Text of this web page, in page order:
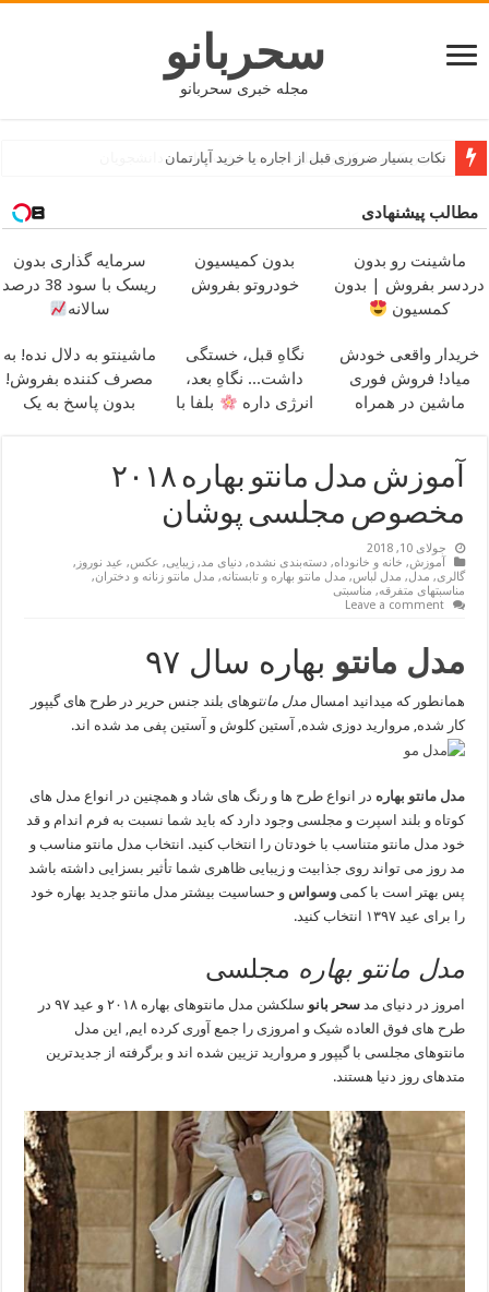
سحربانو
مجله خبری سحربانو
نکات بسیار ضروری قبل از اجاره یا خرید آپارتمان
مطالب پیشنهادی
ماشینت رو بدون
دردسر بفروش | بدون
کمسیون
بدون کمیسیون
خودروتو بفروش
سرمایه گذاری بدون
ریسک با سود 38 درصد
سالانه
خریدار واقعی خودش
میاد! فروش فوری
ماشین در همراه
نگاهِ قبل، خستگی
داشت... نگاهِ بعد،
انرژی داره
بلفا با
ماشینتو به دلال نده! به
مصرف کننده بفروش!
بدون پاسخ به یک
آموزش مدل مانتو بهاره ۲۰۱۸
مخصوص مجلسی پوشان
جولای 10, 2018
آموزش, خانه و خانوداه, دسته‌بندی نشده, دنیای مد,زیبایی, عکس, عید نوروز ,
گالری, مدل, مدل لباس, مدل مانتو بهاره و تابستانه, مدل مانتو زنانه و دختران,
مناسبتهای متفرقه, مناسبتی
Leave a comment
مدل مانتو بهاره سال ۹۷
همانطور که میدانید امسالمدل مانتوهای بلند جنس حریر در طرح های گیپور
کار شده, مروارید دوزی شده, آستین کلوش و آستین پفی مد شده اند.
مدل مانتو بهاره در انواع طرح ها و رنگ های شاد و همچنین در انواع مدل های
کوتاه و بلند اسپرت و مجلسی وجود دارد که باید شما نسبت به فرم اندام و قد
خود مدل مانتو متناسب با خودتان را انتخاب کنید. انتخاب مدل مانتو مناسب و
مد روز می تواند روی جذابیت و زیبایی ظاهری شما تأثیر بسزایی داشته باشد
پس بهتر است با کمیوسواس و حساسیت بیشتر مدل مانتو جدید بهاره خود
را برای عید ۱۳۹۷ انتخاب کنید.
مدل مانتو بهاره مجلسی
امروز در دنیای مدسحر بانو
سلکشن مدل مانتوهای بهاره ۲۰۱۸ و عید ۹۷ در
طرح های فوق العاده شیک و امروزی را جمع آوری کرده ایم, این مدل
مانتوهای مجلسی با گیپور و مروارید تزیین شده اند و برگرفته از جدیدترین
متدهای روز دنیا هستند.